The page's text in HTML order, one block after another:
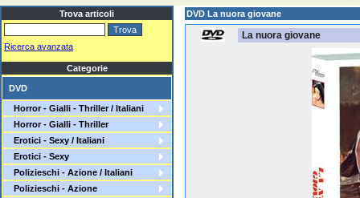
Trova articoli
Ricerca avanzata
Categorie
DVD
Horror - Gialli - Thriller / Italiani
Horror - Gialli - Thriller
Erotici - Sexy / Italiani
Erotici - Sexy
Polizieschi - Azione / Italiani
Polizieschi - Azione
DVD La nuora giovane
La nuora giovane